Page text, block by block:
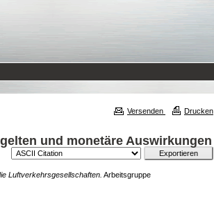
Versenden Drucken
und monetäre Auswirkungen
Luftverkehrsgesellschaften. Arbeitsgruppe